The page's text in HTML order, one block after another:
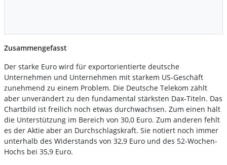
Zusammengefasst
Der starke Euro wird für exportorientierte deutsche
Unternehmen und Unternehmen mit starkem US-Geschäft
zunehmend zu einem Problem. Die Deutsche Telekom zählt
aber unverändert zu den fundamental stärksten Dax-Titeln. Das
Chartbild ist freilich noch etwas durchwachsen. Zum einen hält
die Unterstützung im Bereich von 30,0 Euro. Zum anderen fehlt
es der Aktie aber an Durchschlagskraft. Sie notiert noch immer
unterhalb des Widerstands von 32,9 Euro und des 52-Wochen-
Hochs bei 35,9 Euro.